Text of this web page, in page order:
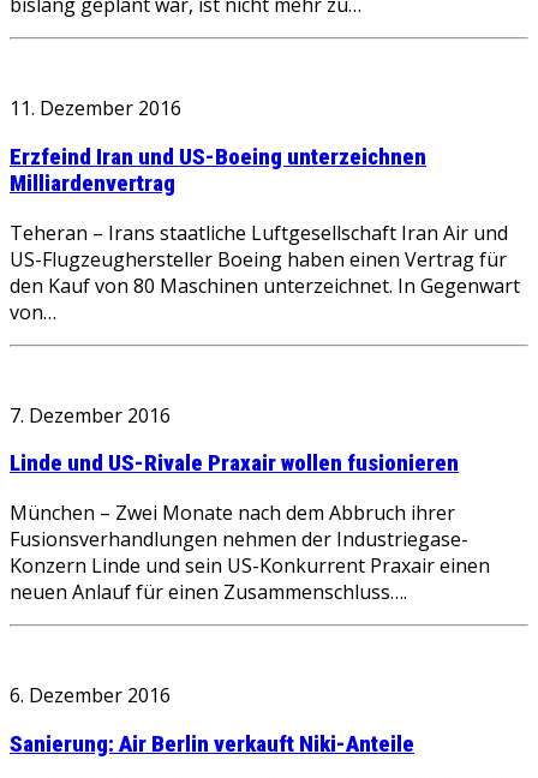
11. Dezember 2016
Erzfeind Iran und US-Boeing unterzeichnen
Milliardenvertrag
Teheran – Irans staatliche Luftgesellschaft Iran Air und
US-Flugzeughersteller Boeing haben einen Vertrag für
den Kauf von 80 Maschinen unterzeichnet. In Gegenwart
von…
7. Dezember 2016
Linde und US-Rivale Praxair wollen fusionieren
München – Zwei Monate nach dem Abbruch ihrer
Fusionsverhandlungen nehmen der Industriegase-
Konzern Linde und sein US-Konkurrent Praxair einen
neuen Anlauf für einen Zusammenschluss….
6. Dezember 2016
Sanierung: Air Berlin verkauft Niki-Anteile